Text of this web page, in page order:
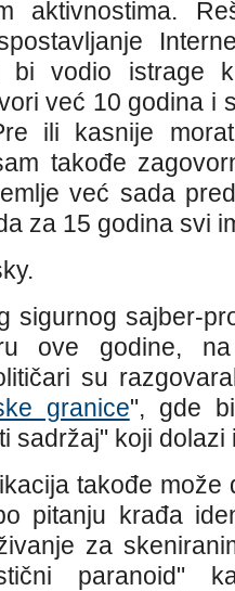
aktivnostima.
bi vodio istrage
već 10 godina i
ili kasnije
takođe
već sada
za 15 godina svi
sigurnog sajber-
ove godine,
su
granice", gde
sadržaj" koji dolazi
takođe
pitanju krađa
za
paranoid"